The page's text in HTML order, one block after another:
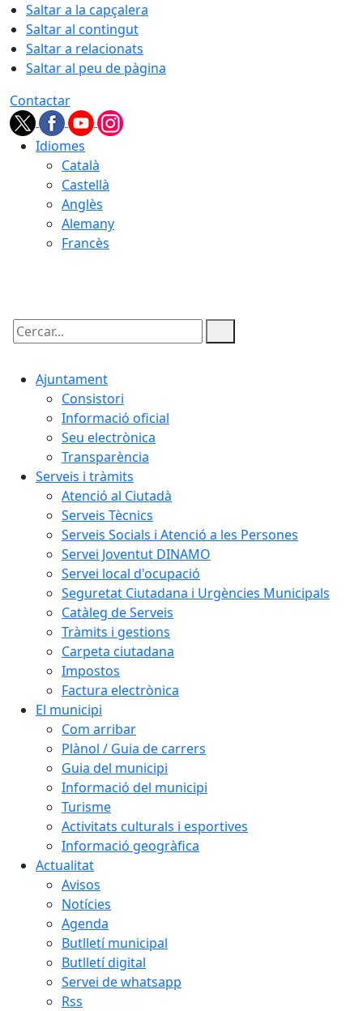
Saltar a la capçalera
Saltar al contingut
Saltar a relacionats
Saltar al peu de pàgina
Contactar
Idiomes
Català
Castellà
Anglès
Alemany
Francès
Cercar:
Ajuntament
Consistori
Informació oficial
Seu electrònica
Transparència
Serveis i tràmits
Atenció al Ciutadà
Serveis Tècnics
Serveis Socials i Atenció a les Persones
Servei Joventut DINAMO
Servei local d'ocupació
Seguretat Ciutadana i Urgències Municipals
Catàleg de Serveis
Tràmits i gestions
Carpeta ciutadana
Impostos
Factura electrònica
El municipi
Com arribar
Plànol / Guia de carrers
Guia del municipi
Informació del municipi
Turisme
Activitats culturals i esportives
Informació geogràfica
Actualitat
Avisos
Notícies
Agenda
Butlletí municipal
Butlletí digital
Servei de whatsapp
Rss